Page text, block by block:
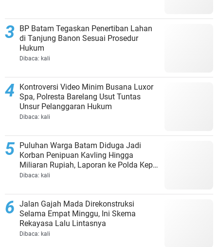
BP Batam Tegaskan Penertiban Lahan
di Tanjung Banon Sesuai Prosedur
Hukum
Dibaca: kali
Kontroversi Video Minim Busana Luxor
Spa, Polresta Barelang Usut Tuntas
Unsur Pelanggaran Hukum
Dibaca: kali
Puluhan Warga Batam Diduga Jadi
Korban Penipuan Kavling Hingga
Miliaran Rupiah, Laporan ke Polda Kepri
Jalan di Tempat?
Dibaca: kali
Jalan Gajah Mada Direkonstruksi
Selama Empat Minggu, Ini Skema
Rekayasa Lalu Lintasnya
Dibaca: kali